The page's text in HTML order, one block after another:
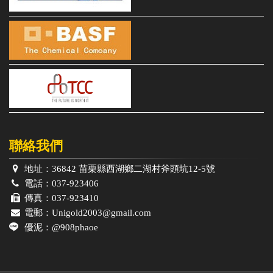
聯絡我們
地址： 36842 苗栗縣西湖鄉二湖村斧頭坑12-5號
電話： 037-923406
傳真： 037-923410
電郵： Unigold2003@gmail.com
優泥： @908phaoe